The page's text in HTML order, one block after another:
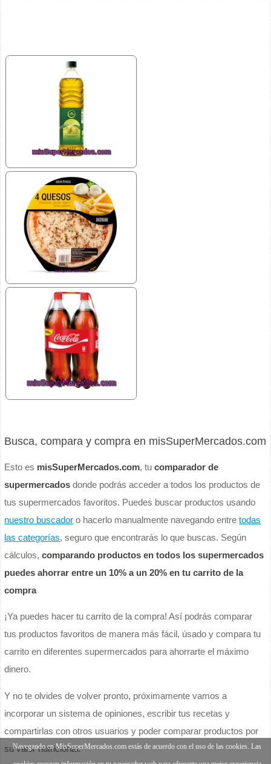
Busca, compara y compra en misSuperMercados.com
Esto es misSuperMercados.com, tucomparador de
supermercados donde podrás acceder a todos los productos de
tus supermercados favoritos. Puedes buscar productos usando
nuestro buscador o hacerlo manualmente navegando entretodas
las categorías, seguro que encontrarás lo que buscas. Según
cálculos,comparando productos en todos los supermercados
puedes ahorrar entre un 10% a un 20% en tu carrito de la
compra
¡Ya puedes hacer tu carrito de la compra! Así podrás comparar
tus productos favoritos de manera más fácil, úsado y compara tu
carrito en diferentes supermercados para ahorrarte el máximo
dinero.
Y no te olvides de volver pronto, próximamente vamos a
incorporar un sistema de opiniones, escribir tus recetas y
compartirlas con otros usuarios y poder comparar productos por
su valor nutricional.
Navegando en MisSuperMercados.com estás de acuerdo con el uso de las cookies. Las